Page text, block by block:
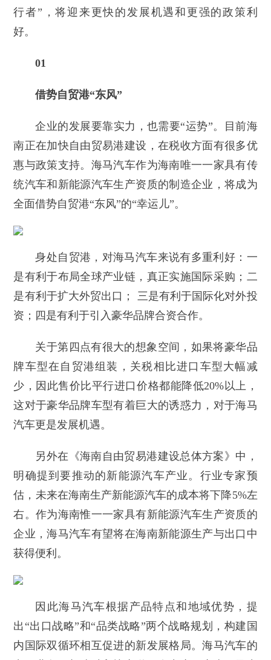
行者”，将迎来更快的发展机遇和更强的政策利
好。
01
借势自贸港“东风”
企业的发展要靠实力，也需要“运势”。目前海
南正在加快自由贸易港建设，在税收方面有很多优
惠与政策支持。海马汽车作为海南唯一一家具有传
统汽车和新能源汽车生产资质的制造企业，将成为
全面借势自贸港“东风”的“幸运儿”。
身处自贸港，对海马汽车来说有多重利好：一
是有利于布局全球产业链，真正实施国际采购；二
是有利于扩大外贸出口； 三是有利于国际化对外投
资；四是有利于引入豪华品牌合资合作。
关于第四点有很大的想象空间，如果将豪华品
牌车型在自贸港组装，关税相比进口车型大幅减
少，因此售价比平行进口价格都能降低20%以上，
这对于豪华品牌车型有着巨大的诱惑力，对于海马
汽车更是发展机遇。
另外在《海南自由贸易港建设总体方案》中，
明确提到要推动的新能源汽车产业。行业专家预
估，未来在海南生产新能源汽车的成本将下降5%左
右。作为海南惟一一家具有新能源汽车生产资质的
企业，海马汽车有望将在海南新能源生产与出口中
获得便利。
因此海马汽车根据产品特点和地域优势，提
出“出口战略”和“品类战略”两个战略规划，构建国
内国际双循环相互促进的新发展格局。海马汽车的